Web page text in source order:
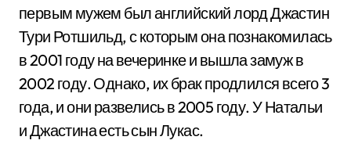
первым мужем был английский лорд Джастин
Тури Ротшильд, с которым она познакомилась
в 2001 году на вечеринке и вышла замуж в
2002 году. Однако, их брак продлился всего 3
года, и они развелись в 2005 году. У Натальи
и Джастина есть сын Лукас.